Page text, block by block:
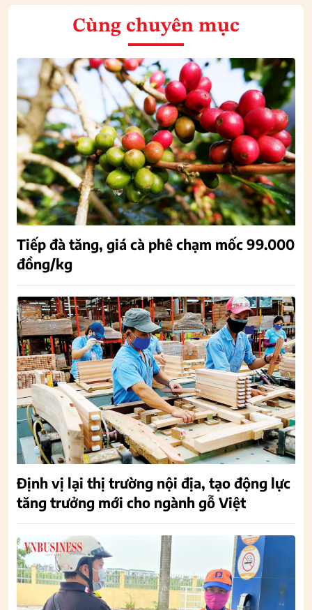
Cùng chuyên mục
Tiếp đà tăng, giá cà phê chạm mốc 99.000
đồng/kg
Định vị lại thị trường nội địa, tạo động lực
tăng trưởng mới cho ngành gỗ Việt